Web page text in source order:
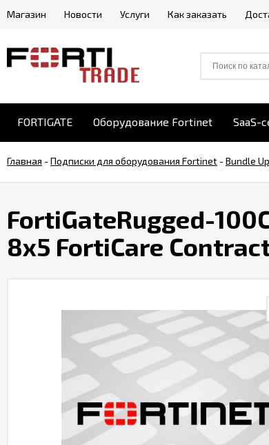
Магазин Новости Услуги Как заказать
FORTIGATE Оборудование Fortinet SaaS-
Главная -Подписки для оборудования Fortinet -Bundle
FortiGateRugged-
8x5 FortiCare